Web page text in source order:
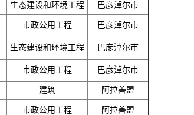
生态建设和环境工程 巴彦淖尔市
市政公用工程 巴彦淖尔市
生态建设和环境工程 巴彦淖尔市
市政公用工程 巴彦淖尔市
建筑 阿拉善盟
市政公用工程 阿拉善盟